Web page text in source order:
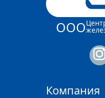
ООО
Компания